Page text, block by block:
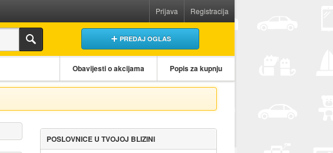
Prijava Registracija
PREDAJ OGLAS
Obavijesti o akcijama Popis za kupnju
POSLOVNICE U TVOJOJ BLIZINI